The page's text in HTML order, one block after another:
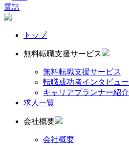
電話
トップ
無料転職支援サービス
無料転職支援サービス
転職成功者インタビュー
キャリアプランナー紹介
求人一覧
会社概要
会社概要